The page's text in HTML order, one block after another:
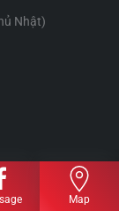
Nhật)
Map